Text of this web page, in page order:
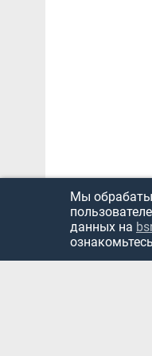
Мы
данных на